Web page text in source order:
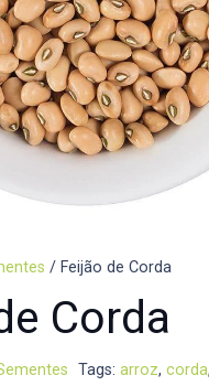
/ Feijão de Corda
Corda
Tags: arroz, corda,